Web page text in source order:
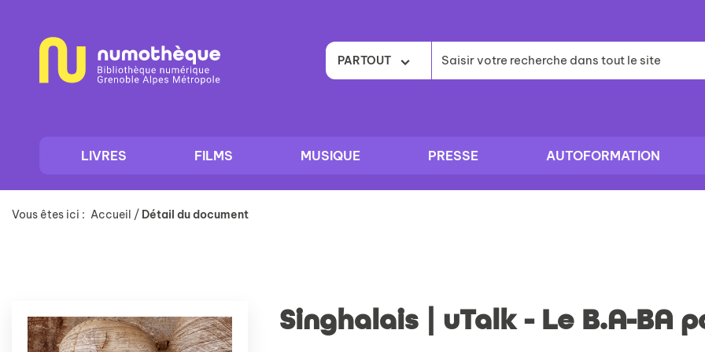
contenu
PARTOUT
LIVRES FILMS MUSIQUE PRESSE AUTOFORMATION
Vous êtes ici : Accueil / Détail du document
Singhalais | uTalk - Le B.A-BA